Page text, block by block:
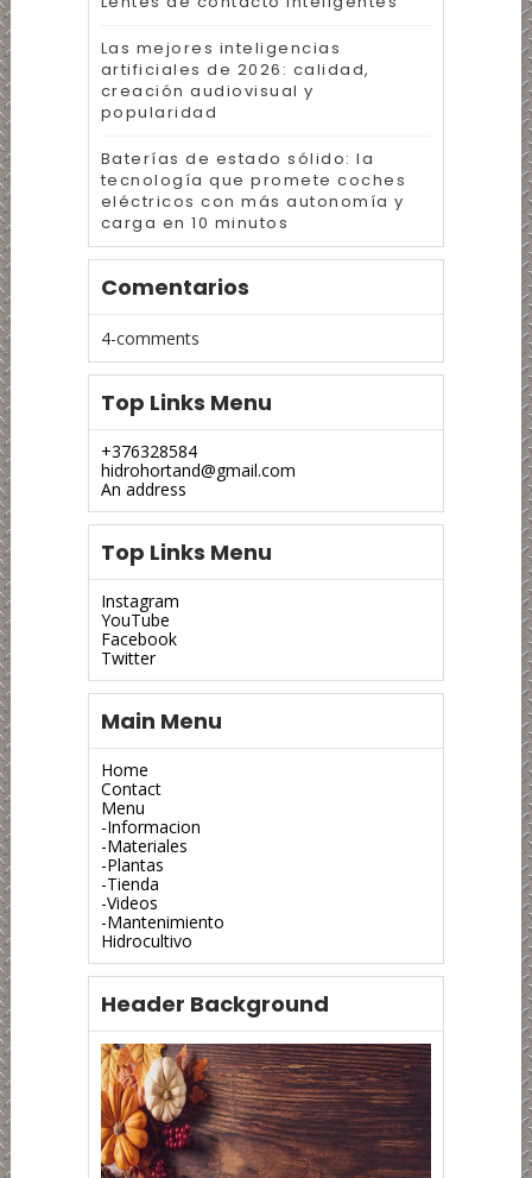
Las mejores inteligencias
artificiales de 2026: calidad,
creación audiovisual y
popularidad
Baterías de estado sólido: la
tecnología que promete coches
eléctricos con más autonomía y
carga en 10 minutos
Comentarios
4-comments
Top Links Menu
+376328584
hidrohortand@gmail.com
An address
Top Links Menu
Instagram
YouTube
Facebook
Twitter
Main Menu
Home
Contact
Menu
-Informacion
-Materiales
-Plantas
-Tienda
-Videos
-Mantenimiento
Hidrocultivo
Header Background